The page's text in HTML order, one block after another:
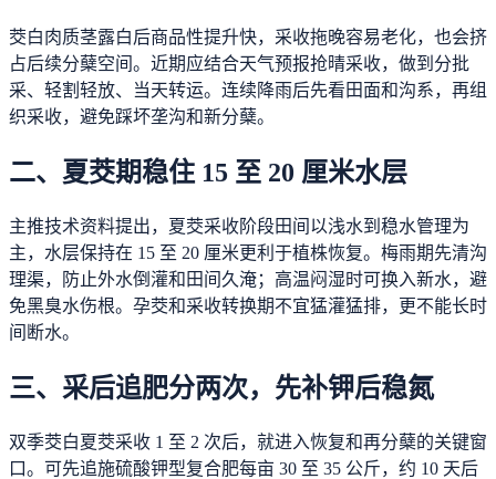
茭白肉质茎露白后商品性提升快，采收拖晚容易老化，也会挤
占后续分蘖空间。近期应结合天气预报抢晴采收，做到分批
采、轻割轻放、当天转运。连续降雨后先看田面和沟系，再组
织采收，避免踩坏垄沟和新分蘖。
二、夏茭期稳住 15 至 20 厘米水层
主推技术资料提出，夏茭采收阶段田间以浅水到稳水管理为
主，水层保持在 15 至 20 厘米更利于植株恢复。梅雨期先清沟
理渠，防止外水倒灌和田间久淹；高温闷湿时可换入新水，避
免黑臭水伤根。孕茭和采收转换期不宜猛灌猛排，更不能长时
间断水。
三、采后追肥分两次，先补钾后稳氮
双季茭白夏茭采收 1 至 2 次后，就进入恢复和再分蘖的关键窗
口。可先追施硫酸钾型复合肥每亩 30 至 35 公斤，约 10 天后